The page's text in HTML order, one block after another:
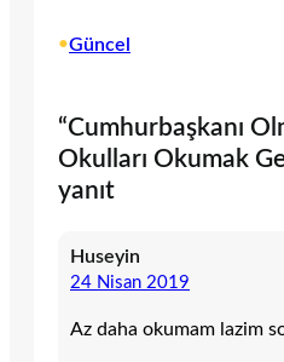
•Güncel
“Cumhurbaşkanı
Okulları Okumak
yanıt
Huseyin
24 Nisan 2019
Az daha okumam lazim